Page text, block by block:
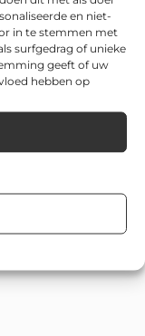
en niet-
in te stemmen met
surfgedrag of unieke
geeft of uw
hebben op